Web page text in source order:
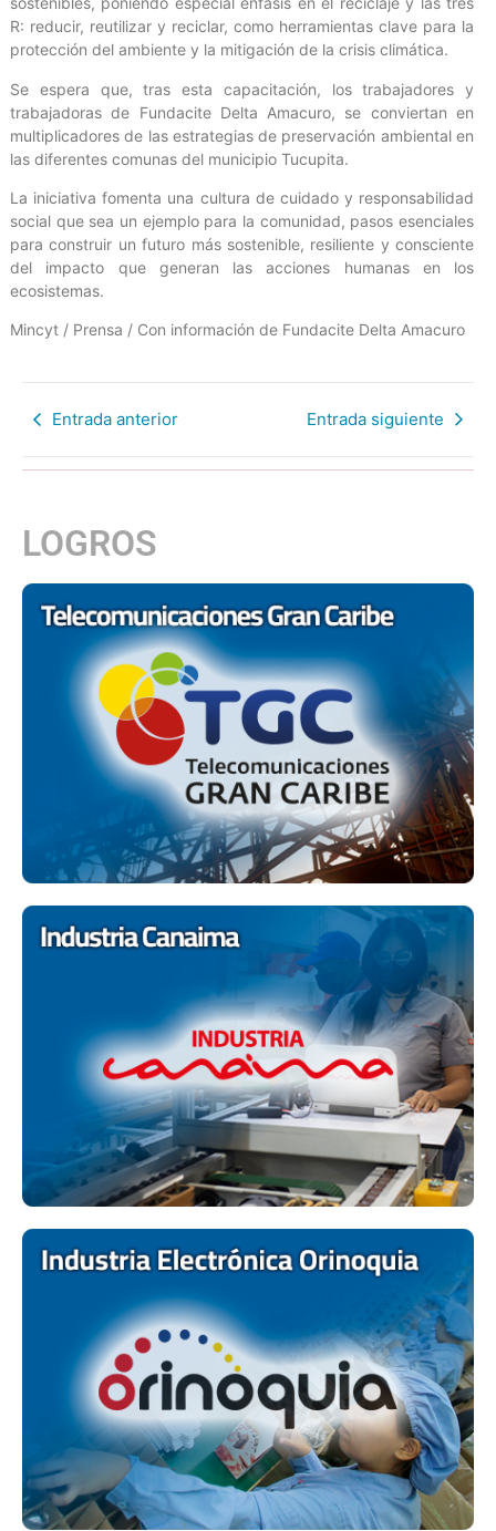
R: reducir, reutilizar y reciclar, como herramientas clave para la
protección del ambiente y la mitigación de la crisis climática.
Se espera que, tras esta capacitación, los trabajadores y
trabajadoras de Fundacite Delta Amacuro, se conviertan en
multiplicadores de las estrategias de preservación ambiental en
las diferentes comunas del municipio Tucupita.
La iniciativa fomenta una cultura de cuidado y responsabilidad
social que sea un ejemplo para la comunidad, pasos esenciales
para construir un futuro más sostenible, resiliente y consciente
del impacto que generan las acciones humanas en los
ecosistemas.
Mincyt / Prensa / Con información de Fundacite Delta Amacuro
Entrada anterior Entrada siguiente
LOGROS